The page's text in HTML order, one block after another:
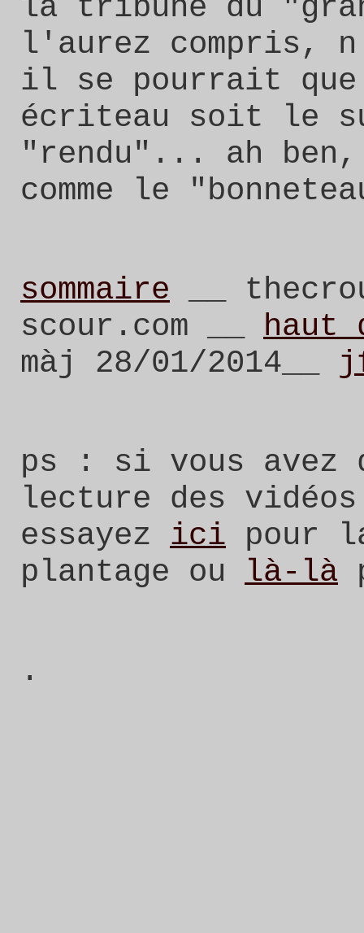
la tribune du
l'aurez compris,
il se pourrait
écriteau soit le
"rendu"... ah
comme le
sommaire __
scour.com __ haut
màj 28/01/2014__
ps : si vous avez
lecture des vidéos
essayez ici pour
plantage ou là-là
.